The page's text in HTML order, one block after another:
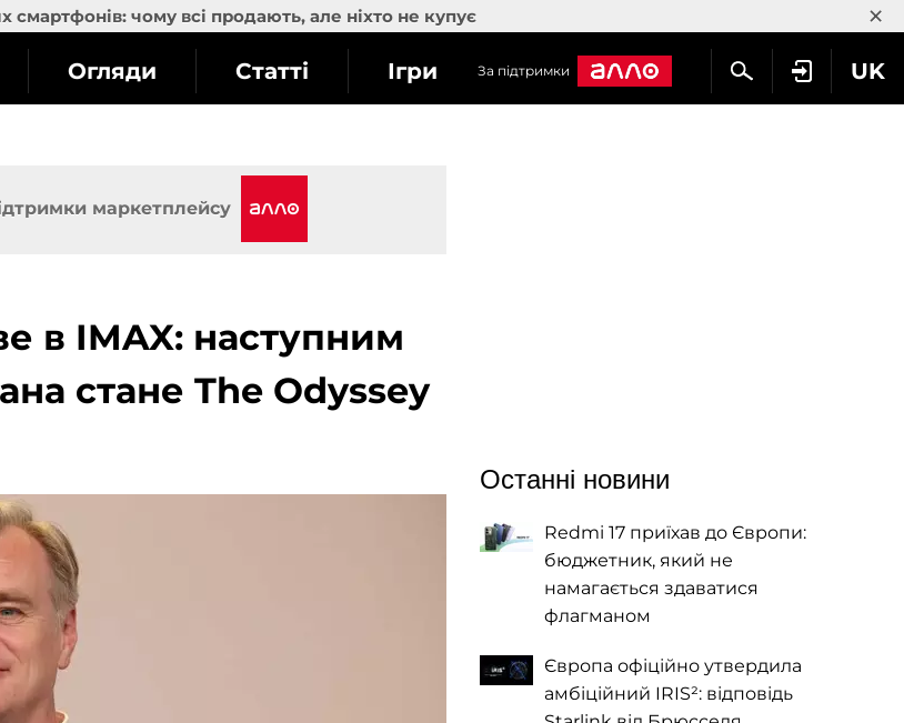
смартфонів: чому всі продають, але ніхто не купує ×
UK
Огляди Статті Ігри За підтримки
маркетплейсу
в IMAX: наступним
стане The Odyssey
Останні новини
Redmi 17 приїхав до Європи:
бюджетник, який не
намагається здаватися
флагманом
Європа офіційно утвердила
амбіційний IRIS²: відповідь